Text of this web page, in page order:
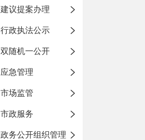
建议提案办理
行政执法公示
双随机一公开
应急管理
市场监管
市政服务
政务公开组织管理